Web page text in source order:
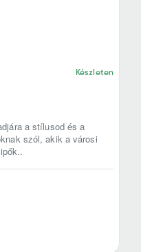
Készleten
a stílusod és a
szól, akik a városi